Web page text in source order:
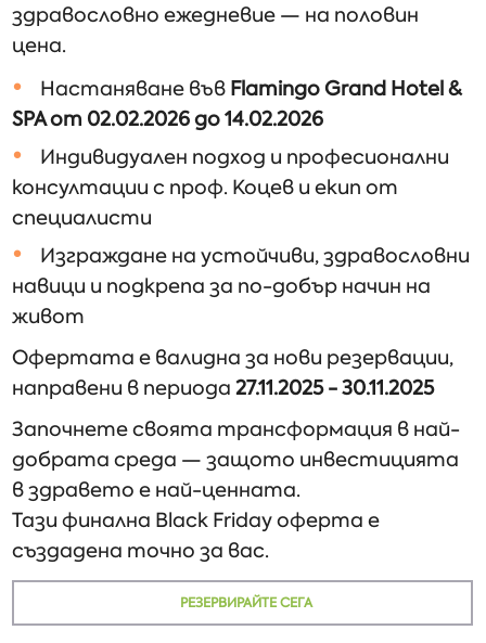
здравословно ежедневие — на половин
цена.
Настаняване във Flamingo Grand Hotel &
SPA от 02.02.2026 до 14.02.2026
Индивидуален подход и професионални
консултации с проф. Коцев и екип от
специалисти
Изграждане на устойчиви, здравословни
навици и подкрепа за по-добър начин на
живот
Офертата е валидна за нови резервации,
направени в периода27.11.2025 - 30.11.2025
Започнете своята трансформация в най-
добрата среда — защото инвестицията
в здравето е най-ценната.
Тази финална Black Friday оферта е
създадена точно за вас.
РЕЗЕРВИРАЙТЕ СЕГА